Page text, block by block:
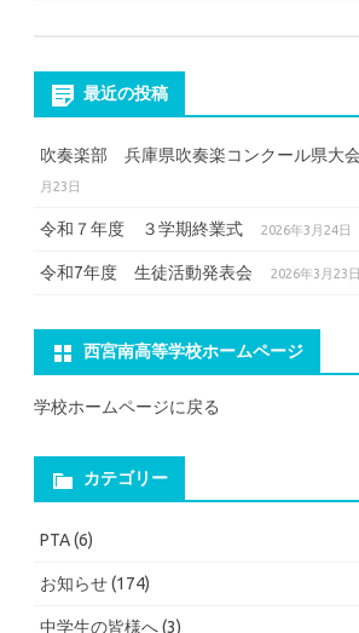
最近の投稿
吹奏楽部 兵庫県吹奏楽コンクール県大
月23日
令和７年度 ３学期終業式 2026年3月24日
令和7年度 生徒活動発表会 2026年3月23日
西宮南高等学校ホームページ
学校ホームページに戻る
カテゴリー
PTA(6)
お知らせ(174)
中学生の皆様へ(3)